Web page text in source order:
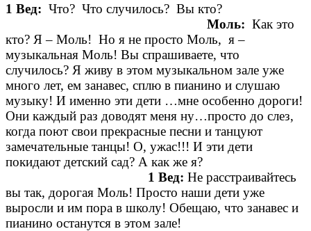
1 Вед: Что? Что случилось? Вы кто?
Моль: Как это
кто? Я – Моль! Но я не просто Моль, я –
музыкальная Моль! Вы спрашиваете, что
случилось? Я живу в этом музыкальном зале уже
много лет, ем занавес, сплю в пианино и слушаю
музыку! И именно эти дети …мне особенно дороги!
Они каждый раз доводят меня ну…просто до слез,
когда поют свои прекрасные песни и танцуют
замечательные танцы! О, ужас!!! И эти дети
покидают детский сад? А как же я?
1 Вед: Не расстраивайтесь
вы так, дорогая Моль! Просто наши дети уже
выросли и им пора в школу! Обещаю, что занавес и
пианино останутся в этом зале!